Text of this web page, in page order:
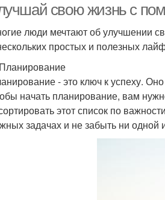
свою жизнь с
люди мечтают об улучшении
простых и полезных
- это ключ к успеху.
начать планирование, вам
этот список по
задачах и не забыть ни одной